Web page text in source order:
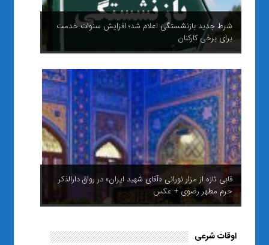
شرط جدید بازنشستگی اعلام شد؛ افزایش سنوات خدمت
برای برخی کارکنان
قابی تازه از مزار نورانی «آقای شهید ایران» در رواق دارالذکر
حرم مطهر رضوی + عکس
اوقات شرعی